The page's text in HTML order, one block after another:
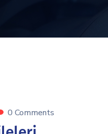
0 Comments